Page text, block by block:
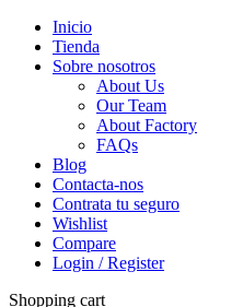
Inicio
Tienda
Sobre nosotros
About Us
Our Team
About Factory
FAQs
Blog
Contacta-nos
Contrata tu seguro
Wishlist
Compare
Login / Register
Shopping cart